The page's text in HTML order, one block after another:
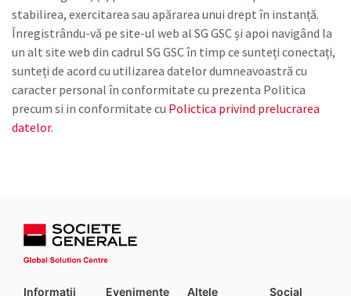
stabilirea, exercitarea sau apărarea unui drept în instanță.
Înregistrându-vă pe site-ul web al SG GSC și apoi navigând la
un alt site web din cadrul SG GSC în timp ce sunteți conectați,
sunteți de acord cu utilizarea datelor dumneavoastră cu
caracter personal în conformitate cu prezenta Politica
precum si in conformitate cu Polictica privind prelucrarea
datelor.
Informatii Evenimente Altele Social